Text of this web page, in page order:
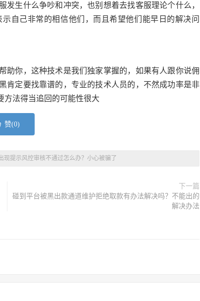
生什么争吵和冲突，也别想着去找客服理论个什么，
自己非常的相信他们，而且希望他们能早日的解决问
助你，这种技术是我们独家掌握的，如果有人跟你说佣
肯定要找靠谱的，专业的技术人员的，不然成功率是非
方法得当追回的可能性很大
赞(0)
现提示风控审核不通过怎么办？小心被骗了
下一篇
碰到平台被黑出款通道维护拒绝取款有办法解决吗？不能出的
解决办法